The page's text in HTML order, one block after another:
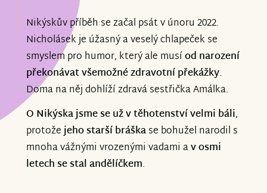
Aktuálně může Nikýsek úspěšně
pokračovat v intenzivních
neurorehabilitacích a máme za sebou
cestu do Vídně, kde se podařilo zaměření
ortézek a bude následovat vyzvednutí a
upravování a další procesy.
Děkujeme, že jste součástí naší cesty.
Nikýskův příběh se začal psát v únoru 2022.
Nicholásek je úžasný a veselý chlapeček se
smyslem pro humor, který ale musíod narození
překonávat všemožné zdravotní překážky.
Doma na něj dohlíží zdravá sestřička Amálka.
O Nikýska jsme se už v těhotenství velmi báli,
protožejeho starší bráškase bohužel narodil s
mnoha vážnými vrozenými vadami av osmi
letech se stal andělíčkem.